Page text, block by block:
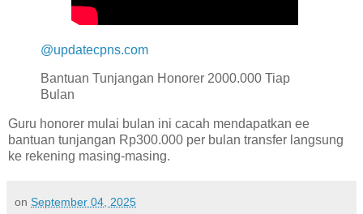
@updatecpns.com
Bantuan Tunjangan Honorer 2000.000 Tiap
Bulan
Guru honorer mulai bulan ini cacah mendapatkan ee
bantuan tunjangan Rp300.000 per bulan transfer langsung
ke rekening masing-masing.
on September 04, 2025